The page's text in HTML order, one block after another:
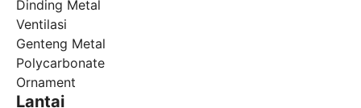
Dinding Metal
Ventilasi
Genteng Metal
Polycarbonate
Ornament
Lantai